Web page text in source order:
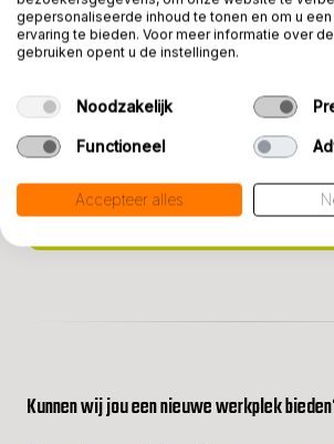
stellingbouw
Je bent gestructureerd en
In het bezit van een VCA-
bereid deze (gratis) via
Rijbewijs B
Kunnen wij jou een nieuwe werkplek
gepersonaliseerde inhoud te tonen en om u
ervaring te bieden. Voor meer informatie over
gebruiken opent u de instellingen.
Noodzakelijk
Functioneel
Accepteer alles